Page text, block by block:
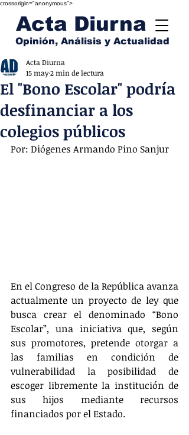
crossorigin="anonymous">
Acta Diurna
Opinión, Análisis y Actualidad
El "Bono Escolar" podría
desfinanciar a los
colegios públicos
Acta Diurna
15 may2 min de lectura
Por: Diógenes Armando Pino Sanjur
En el Congreso de la República avanza
actualmente un proyecto de ley que
busca crear el denominado “Bono
Escolar”, una iniciativa que, según
sus promotores, pretende otorgar a
las familias en condición de
vulnerabilidad la posibilidad de
escoger libremente la institución de
sus hijos mediante recursos
financiados por el Estado.